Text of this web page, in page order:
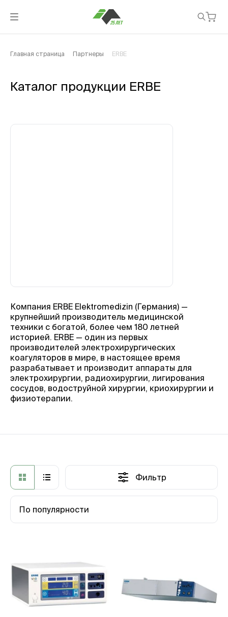
Главная страница Партнеры ERBE
Каталог продукции ERBE
Компания ERBE Elektromedizin (Германия) —
крупнейший производитель медицинской
техники c богатой, более чем 180 летней
историей. ERBE — один из первых
производителей электрохирургических
коагуляторов в мире, в настоящее время
разрабатывает и производит аппараты для
электрохирургии, радиохирургии, лигирования
сосудов, водоструйной хирургии, криохирургии и
физиотерапии.
Фильтр
По популярности